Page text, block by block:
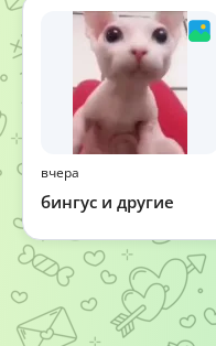
вчера
бингус и другие